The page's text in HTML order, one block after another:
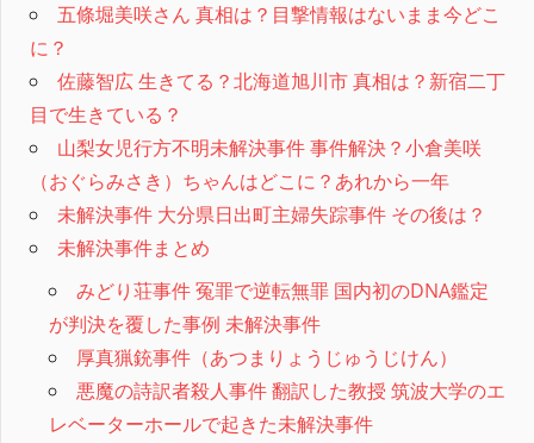
五條堀美咲さん 真相は？目撃情報はないまま今どこ
に？
佐藤智広 生きてる？北海道旭川市 真相は？新宿二丁
目で生きている？
山梨女児行方不明未解決事件 事件解決？小倉美咲
（おぐらみさき）ちゃんはどこに？あれから一年
未解決事件 大分県日出町主婦失踪事件 その後は？
未解決事件まとめ
みどり荘事件 冤罪で逆転無罪 国内初のDNA鑑定
が判決を覆した事例 未解決事件
厚真猟銃事件（あつまりょうじゅうじけん）
悪魔の詩訳者殺人事件 翻訳した教授 筑波大学のエ
レベーターホールで起きた未解決事件